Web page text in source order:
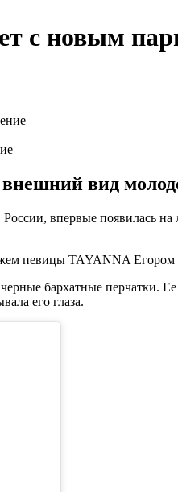
с новым
вид
впервые появилась
певицы TAYANNA Егором
бархатные
его глаза.